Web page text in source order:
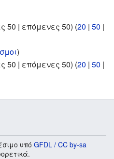
50 | επόμενες 50) (20 | 50 |
)
50 | επόμενες 50) (20 | 50 |
υπό GFDL / CC by-sa